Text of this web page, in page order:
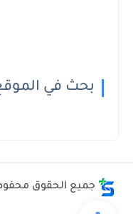
بحث في
جميع الحقوق